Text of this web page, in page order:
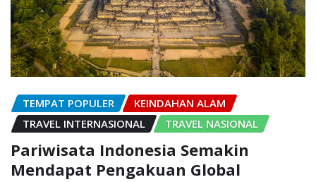
TEMPAT POPULER
KEINDAHAN ALAM
TRAVEL INTERNASIONAL
TRAVEL NASIONAL
Pariwisata Indonesia Semakin
Mendapat Pengakuan Global